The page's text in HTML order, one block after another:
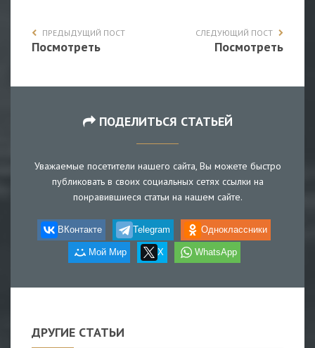
ПРЕДЫДУЩИЙ ПОСТ
Посмотреть
СЛЕДУЮЩИЙ ПОСТ
Посмотреть
ПОДЕЛИТЬСЯ СТАТЬЕЙ
Уважаемые посетители нашего сайта, Вы можете быстро
публиковать в своих социальных сетях ссылки на
понравившиеся статьи на нашем сайте.
ВКонтакте Telegram Одноклассники
Мой Мир X WhatsApp
ДРУГИЕ СТАТЬИ